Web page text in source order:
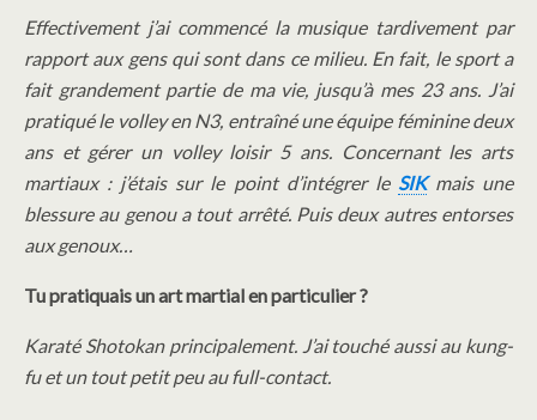
Effectivement j’ai commencé la musique tardivement par
rapport aux gens qui sont dans ce milieu. En fait, le sport a
fait grandement partie de ma vie, jusqu’à mes 23 ans. J’ai
pratiqué le volley en N3, entraîné une équipe féminine deux
ans et gérer un volley loisir 5 ans. Concernant les arts
martiaux : j’étais sur le point d’intégrer le SIKmais une
blessure au genou a tout arrêté. Puis deux autres entorses
aux genoux…
Tu pratiquais un art martial en particulier ?
Karaté Shotokan principalement. J’ai touché aussi au kung-
fu et un tout petit peu au full-contact.